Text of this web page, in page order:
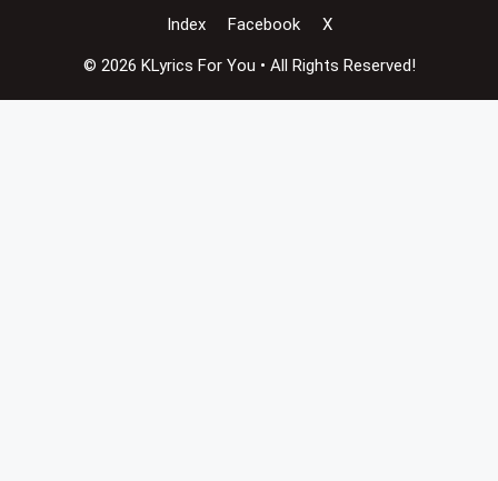
Index
Facebook X
© 2026 KLyrics For You • All Rights Reserved!